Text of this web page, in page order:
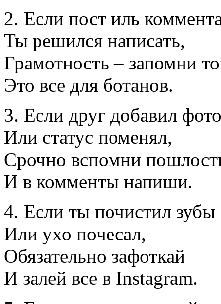
2. Если пост иль
Ты решился написать,
Грамотность – запомни
Это все для ботанов.
3. Если друг добавил фото
Или статус поменял,
Срочно вспомни
И в комменты напиши.
4. Если ты почистил зубы
Или ухо почесал,
Обязательно зафоткай
И залей все в Instagram.